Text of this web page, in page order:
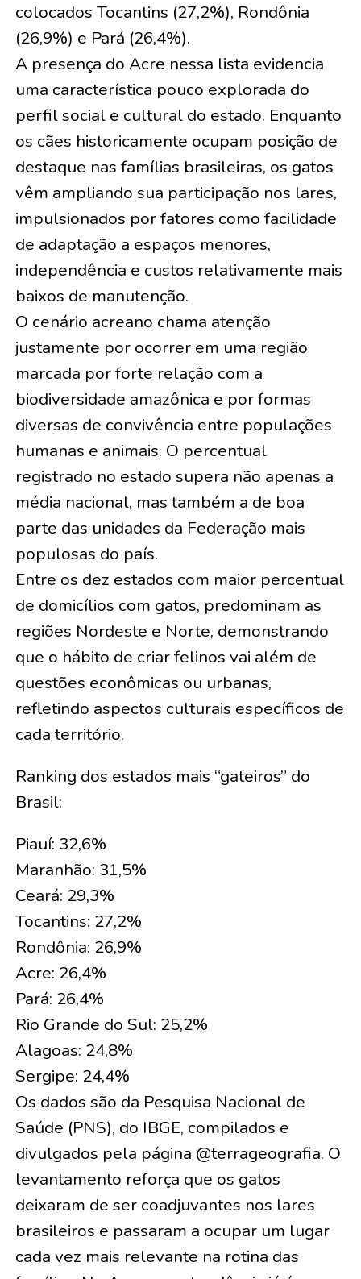
colocados Tocantins (27,2%), Rondônia
(26,9%) e Pará (26,4%).
A presença do Acre nessa lista evidencia
uma característica pouco explorada do
perfil social e cultural do estado. Enquanto
os cães historicamente ocupam posição de
destaque nas famílias brasileiras, os gatos
vêm ampliando sua participação nos lares,
impulsionados por fatores como facilidade
de adaptação a espaços menores,
independência e custos relativamente mais
baixos de manutenção.
O cenário acreano chama atenção
justamente por ocorrer em uma região
marcada por forte relação com a
biodiversidade amazônica e por formas
diversas de convivência entre populações
humanas e animais. O percentual
registrado no estado supera não apenas a
média nacional, mas também a de boa
parte das unidades da Federação mais
populosas do país.
Entre os dez estados com maior percentual
de domicílios com gatos, predominam as
regiões Nordeste e Norte, demonstrando
que o hábito de criar felinos vai além de
questões econômicas ou urbanas,
refletindo aspectos culturais específicos de
cada território.
Ranking dos estados mais “gateiros” do
Brasil:
Piauí: 32,6%
Maranhão: 31,5%
Ceará: 29,3%
Tocantins: 27,2%
Rondônia: 26,9%
Acre: 26,4%
Pará: 26,4%
Rio Grande do Sul: 25,2%
Alagoas: 24,8%
Sergipe: 24,4%
Os dados são da Pesquisa Nacional de
Saúde (PNS), do IBGE, compilados e
divulgados pela página @terrageografia. O
levantamento reforça que os gatos
deixaram de ser coadjuvantes nos lares
brasileiros e passaram a ocupar um lugar
cada vez mais relevante na rotina das